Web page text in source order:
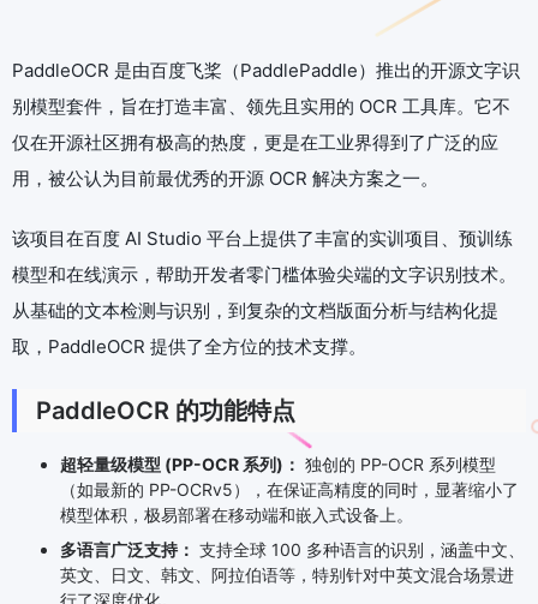
PaddleOCR 是由百度飞桨（PaddlePaddle）推出的开源文字识
别模型套件，旨在打造丰富、领先且实用的 OCR 工具库。它不
仅在开源社区拥有极高的热度，更是在工业界得到了广泛的应
用，被公认为目前最优秀的开源 OCR 解决方案之一。
该项目在百度 AI Studio 平台上提供了丰富的实训项目、预训练
模型和在线演示，帮助开发者零门槛体验尖端的文字识别技术。
从基础的文本检测与识别，到复杂的文档版面分析与结构化提
取，PaddleOCR 提供了全方位的技术支撑。
PaddleOCR 的功能特点
超轻量级模型 (PP-OCR 系列)： 独创的 PP-OCR 系列模型
（如最新的 PP-OCRv5），在保证高精度的同时，显著缩小了
模型体积，极易部署在移动端和嵌入式设备上。
多语言广泛支持： 支持全球 100 多种语言的识别，涵盖中文、
英文、日文、韩文、阿拉伯语等，特别针对中英文混合场景进
行了深度优化。